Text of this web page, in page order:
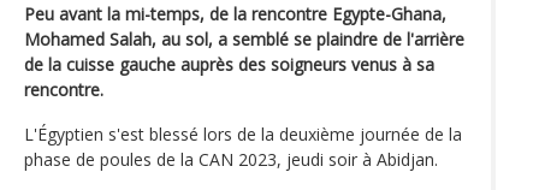
Peu avant la mi-temps, de la rencontre Egypte-Ghana,
Mohamed Salah, au sol, a semblé se plaindre de l'arrière
de la cuisse gauche auprès des soigneurs venus à sa
rencontre.
L'Égyptien s'est blessé lors de la deuxième journée de la
phase de poules de la CAN 2023, jeudi soir à Abidjan.